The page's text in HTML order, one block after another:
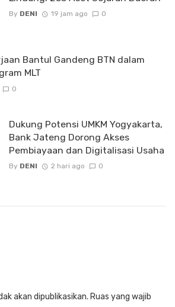
By DENI 19 jam ago 0
Bantul Gandeng BTN dalam
MLT
0
Dukung Potensi UMKM Yogyakarta,
Bank Jateng Dorong Akses
Pembiayaan dan Digitalisasi Usaha
By DENI 2 hari ago 0
akan dipublikasikan. Ruas yang wajib